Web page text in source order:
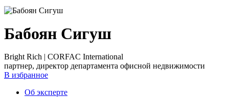
Бабоян Сигуш
Bright Rich | CORFAC International
партнер, директор департамента офисной недвижимости
В избранное
Об эксперте